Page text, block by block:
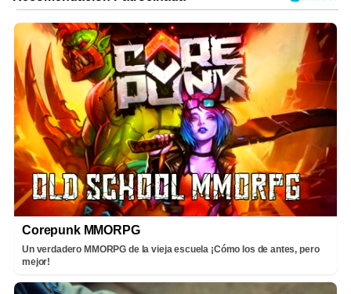
Corepunk MMORPG
Un verdadero MMORPG de la vieja escuela ¡Cómo los de antes, pero
mejor!